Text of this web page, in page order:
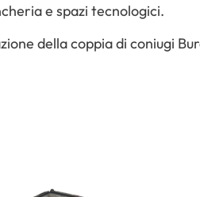
e spazi tecnologici.
della coppia di coniugi